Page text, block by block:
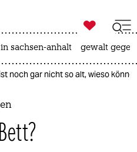
ich

taz zahl ich
sachsen-anhalt gewalt
noch gar nicht so alt, wieso